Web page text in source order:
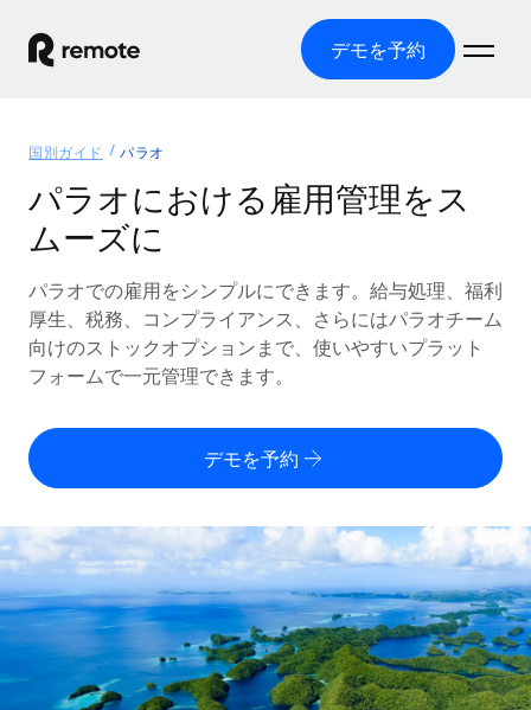
デモを予約
グローバル雇用
グローバル給与処理
コンプライアンス対応の給与処理を手軽に
Employer of Record（EOR）
グローバル展開をコストをかけずに実現
Contractor of Record
世界中の契約社員と法令を遵守して契約
世界中の契約社員をオンボーディングし、管理
PEO
複雑な雇用関連業務を外部委託
インフラ
ソリューション
各国の制度に対応
国別ガイド
/国別のグローバル雇用支援を検索する
Remoteを他社と比較
成長の段階
スタートアップ
成長中の企業向けのアジャイルなグローバルHR・給与処理ソ
リューション
リソース
ツールと計算ツール
従業員コスト計算ツール
契約社員の報酬計算ツール
グローバルな契約社員向けに、通貨オプションと支払スピー
ドを確認する
REMOTEで学習
価格
English
Nederlands
Français
Deutsch
ログイン
国別ガイド パラオ
パラオにおける雇用管理をス
ムーズに
パラオでの雇用をシンプルにできます。給与処理、福利
厚生、税務、コンプライアンス、さらにはパラオチーム
向けのストックオプションまで、使いやすいプラット
フォームで一元管理できます。
デモを予約